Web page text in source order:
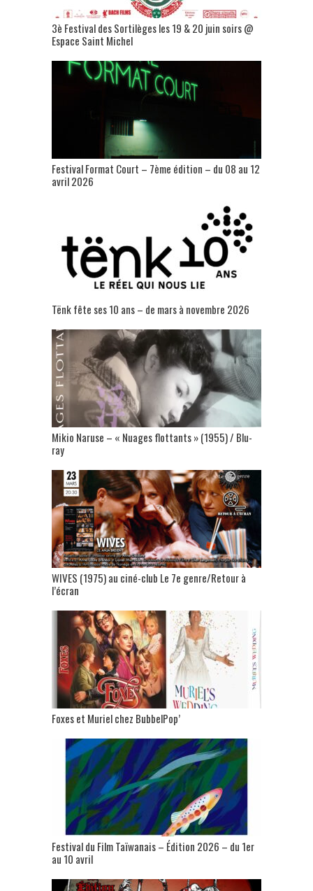
3è Festival des Sortilèges les 19 & 20 juin soirs @
Espace Saint Michel
Festival Format Court – 7ème édition – du 08 au 12
avril 2026
Tënk fête ses 10 ans – de mars à novembre 2026
Mikio Naruse – « Nuages flottants » (1955) / Blu-
ray
WIVES (1975) au ciné-club Le 7e genre/Retour à
l’écran
Foxes et Muriel chez BubbelPop’
Festival du Film Taïwanais – Édition 2026 – du 1er
au 10 avril